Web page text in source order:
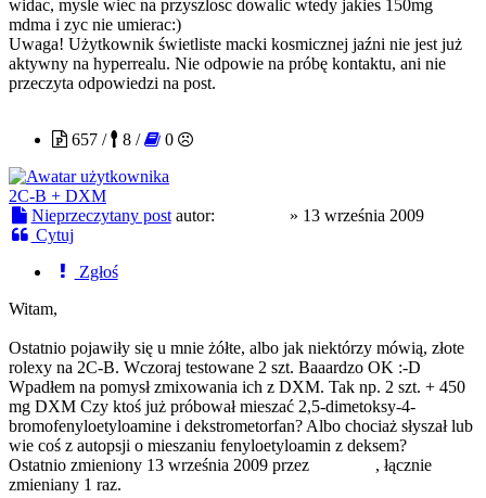
widac, mysle wiec na przyszlosc dowalic wtedy jakies 150mg
mdma i zyc nie umierac:)
Uwaga! Użytkownik świetliste macki kosmicznej jaźni nie jest już
aktywny na hyperrealu. Nie odpowie na próbę kontaktu, ani nie
przeczyta odpowiedzi na post.
657 /
8 / 0
2C-B + DXM
Nieprzeczytany post autor: » 13 września 2009
Cytuj
Zgłoś
Witam,
Ostatnio pojawiły się u mnie żółte, albo jak niektórzy mówią, złote
rolexy na 2C-B. Wczoraj testowane 2 szt. Baaardzo OK :-D
Wpadłem na pomysł zmixowania ich z DXM. Tak np. 2 szt. + 450
mg DXM Czy ktoś już próbował mieszać 2,5-dimetoksy-4-
bromofenyloetyloamine i dekstrometorfan? Albo chociaż słyszał lub
wie coś z autopsji o mieszaniu fenyloetyloamin z deksem?
Ostatnio zmieniony 13 września 2009 przez
, łącznie
zmieniany 1 raz.